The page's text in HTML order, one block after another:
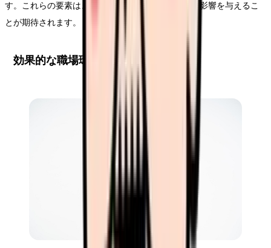
す。これらの要素は、職員の定着率向上に直接的な影響を与えるこ
とが期待されます。
効果的な職場環境改善の実践方法